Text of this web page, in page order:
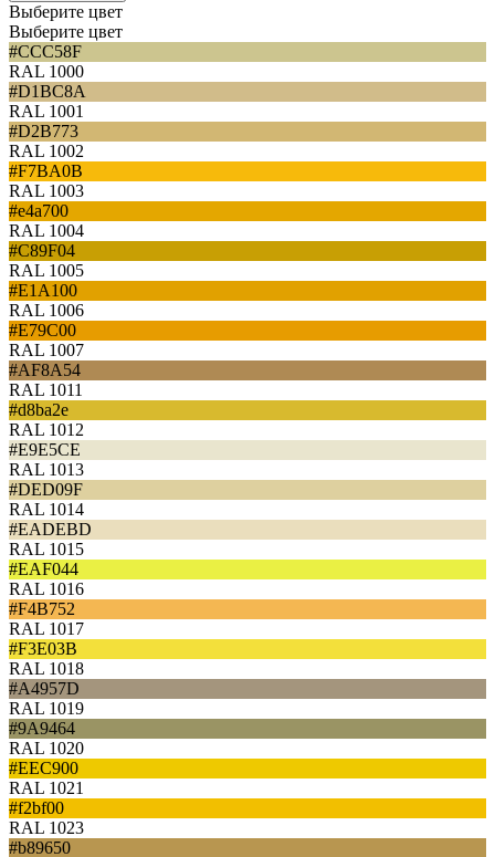
Выберите цвет
Выберите цвет
#CCC58F
RAL 1000
#D1BC8A
RAL 1001
#D2B773
RAL 1002
#F7BA0B
RAL 1003
#e4a700
RAL 1004
#C89F04
RAL 1005
#E1A100
RAL 1006
#E79C00
RAL 1007
#AF8A54
RAL 1011
#d8ba2e
RAL 1012
#E9E5CE
RAL 1013
#DED09F
RAL 1014
#EADEBD
RAL 1015
#EAF044
RAL 1016
#F4B752
RAL 1017
#F3E03B
RAL 1018
#A4957D
RAL 1019
#9A9464
RAL 1020
#EEC900
RAL 1021
#f2bf00
RAL 1023
#b89650